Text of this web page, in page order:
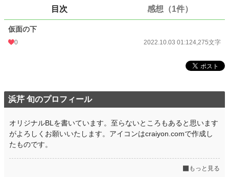
2022.10.03 01:12
初回完結日時
累計ポイント 2,728 pt (151,681 位)
目次 感想（1件）
仮面の下
0 2022.10.03 01:124,275文字
浜芹 旬のプロフィール
オリジナルBLを書いています。至らないところもあると思います
がよろしくお願いいたします。アイコンはcraiyon.comで作成し
たものです。
もっと見る